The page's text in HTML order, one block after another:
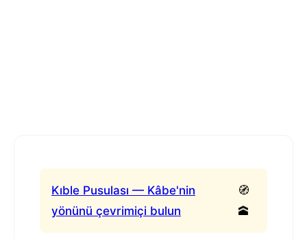
Kıble Pusulası — Kâbe'nin
yönünü çevrimiçi bulun
🧭
🕋